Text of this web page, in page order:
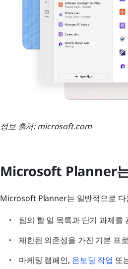
정보 출처: microsoft.com
Microsoft Planner
Microsoft Planner는 일반적으로 다
팀의 할 일 목록과 단기 과제를
제한된 의존성을 가진 기본 프
마케팅 캠페인, 온보딩 작업 또